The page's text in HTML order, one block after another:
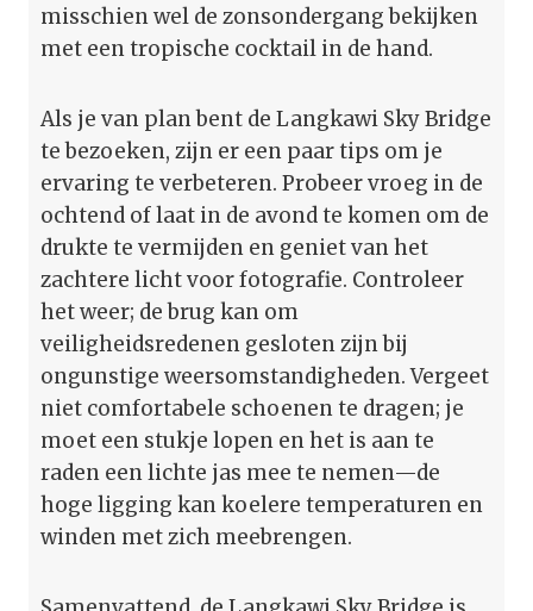
misschien wel de zonsondergang bekijken
met een tropische cocktail in de hand.
Als je van plan bent de Langkawi Sky Bridge
te bezoeken, zijn er een paar tips om je
ervaring te verbeteren. Probeer vroeg in de
ochtend of laat in de avond te komen om de
drukte te vermijden en geniet van het
zachtere licht voor fotografie. Controleer
het weer; de brug kan om
veiligheidsredenen gesloten zijn bij
ongunstige weersomstandigheden. Vergeet
niet comfortabele schoenen te dragen; je
moet een stukje lopen en het is aan te
raden een lichte jas mee te nemen—de
hoge ligging kan koelere temperaturen en
winden met zich meebrengen.